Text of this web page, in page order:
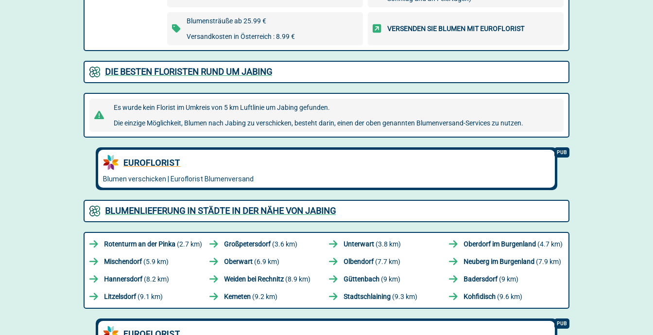
Blumensträuße ab 25.99 €
Versandkosten in Österreich : 8.99 €
VERSENDEN SIE BLUMEN MIT EUROFLORIST
DIE BESTEN FLORISTEN RUND UM JABING
Es wurde kein Florist im Umkreis von 5 km Luftlinie um Jabing gefunden.
Die einzige Möglichkeit, Blumen nach Jabing zu verschicken, besteht darin, einen der oben genannten Blumenversand-Services zu nutzen.
BLUMENLIEFERUNG IN STÄDTE IN DER NÄHE VON JABING
Rotenturm an der Pinka (2.7 km) Großpetersdorf(3.6 km) Unterwart (3.8 km) Oberdorf im Burgenland(4.7 km)
Mischendorf(5.9 km) Oberwart(6.9 km) Olbendorf(7.7 km) Neuberg im Burgenland(7.9 km)
Hannersdorf(8.2 km) Weiden bei Rechnitz(8.9 km) Güttenbach (9 km) Badersdorf(9 km)
Litzelsdorf(9.1 km) Kemeten(9.2 km) Stadtschlaining (9.3 km) Kohfidisch(9.6 km)